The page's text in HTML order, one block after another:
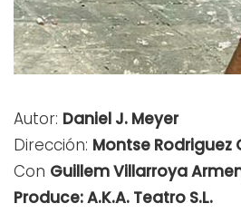
Autor: Daniel J. Meyer
Dirección: Montse Rodriguez
Con Guillem Villarroya
Produce: A.K.A. Teatro S.L.